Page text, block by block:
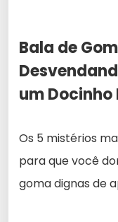
Bala de
um Docinho
Os 5 mistérios
para que você
goma dignas de